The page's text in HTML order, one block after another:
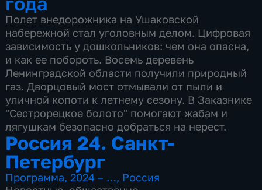
Полет внедорожника на Ушаковской
набережной стал уголовным делом. Цифровая
зависимость у дошкольников: чем она опасна,
и как ее побороть. Восемь деревень
Ленинградской области получили природный
газ. Дворцовый мост отмывали от пыли и
уличной копоти к летнему сезону. В Заказнике
"Сестрорецкое болото" помогают жабам и
лягушкам безопасно добраться на нерест.
Россия 24. Санкт-
Петербург
Программа,2024 – …, Россия